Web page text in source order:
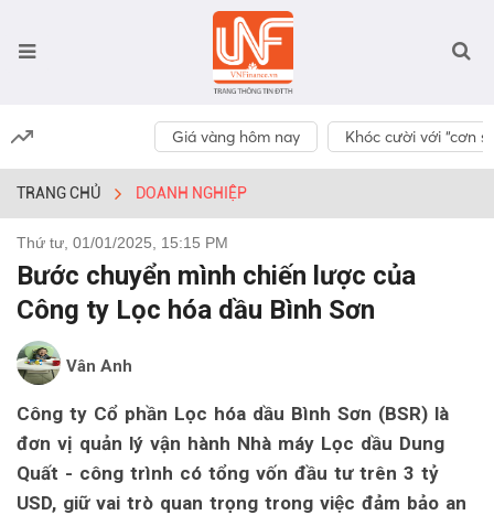
Giá vàng hôm nay Khóc cười với “cơn
TRANG CHỦ DOANH NGHIỆP
Thứ tư, 01/01/2025, 15:15 PM
Bước chuyển mình chiến lược của
Công ty Lọc hóa dầu Bình Sơn
Vân Anh
Công ty Cổ phần Lọc hóa dầu Bình Sơn (BSR) là
đơn vị quản lý vận hành Nhà máy Lọc dầu Dung
Quất - công trình có tổng vốn đầu tư trên 3 tỷ
USD, giữ vai trò quan trọng trong việc đảm bảo an